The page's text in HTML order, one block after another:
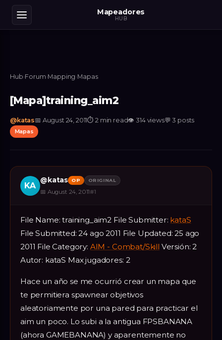
Mapeadores
HUB
Hub›Forum›Mapping›Mapas
[Mapa]training_aim2
@katas📅 August 24, 2011⏱2 min read👁314 views💬3 posts
Mapas
KA
@ katas OP ORIGINAL
📅 August 24, 2011#1
File Name: training_aim2 File Submitter: kataS
File Submitted: 24 ago 2011 File Updated: 25 ago
2011 File Category: AIM - Combat/Skill Versión: 2
Autor: kataS Max jugadores: 2
Hace un año se me ocurrió crear un mapa que
te permitiera spawnear objetivos
aleatoriamente por una pared para practicar el
aim un poco. Lo subi a la antigua FPSBANANA
(ahora GAMEBANANA) y aparentemente no